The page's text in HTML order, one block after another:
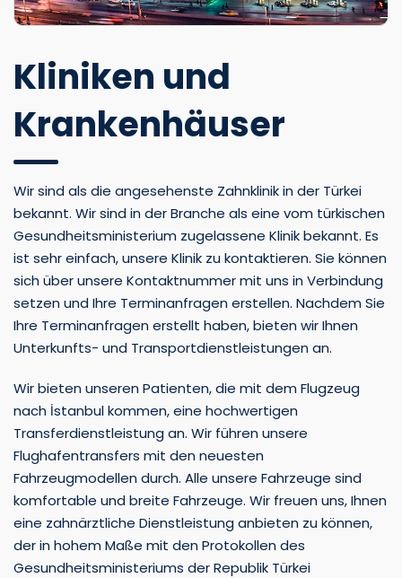
Kliniken und
Krankenhäuser
Wir sind als die angesehenste Zahnklinik in der Türkei
bekannt. Wir sind in der Branche als eine vom türkischen
Gesundheitsministerium zugelassene Klinik bekannt. Es
ist sehr einfach, unsere Klinik zu kontaktieren. Sie können
sich über unsere Kontaktnummer mit uns in Verbindung
setzen und Ihre Terminanfragen erstellen. Nachdem Sie
Ihre Terminanfragen erstellt haben, bieten wir Ihnen
Unterkunfts- und Transportdienstleistungen an.
Wir bieten unseren Patienten, die mit dem Flugzeug
nach İstanbul kommen, eine hochwertigen
Transferdienstleistung an. Wir führen unsere
Flughafentransfers mit den neuesten
Fahrzeugmodellen durch. Alle unsere Fahrzeuge sind
komfortable und breite Fahrzeuge. Wir freuen uns, Ihnen
eine zahnärztliche Dienstleistung anbieten zu können,
der in hohem Maße mit den Protokollen des
Gesundheitsministeriums der Republik Türkei